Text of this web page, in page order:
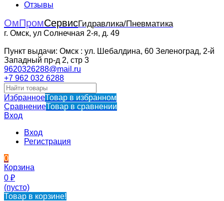
Отзывы
ОмПромСервисГидравлика/Пневматика
г. Омск, ул Солнечная 2-я, д. 49
Пункт выдачи: Омск : ул. Шебалдина, 60 Зеленоград, 2-й
Западный пр-д 2, стр 3
9620326288@mail.ru
+7 962 032 6288
ИзбранноеТовар в избранном
СравнениеТовар в сравнении
Вход
Вход
Регистрация
0
Корзина
0 ₽
(пусто)
Товар в корзине!